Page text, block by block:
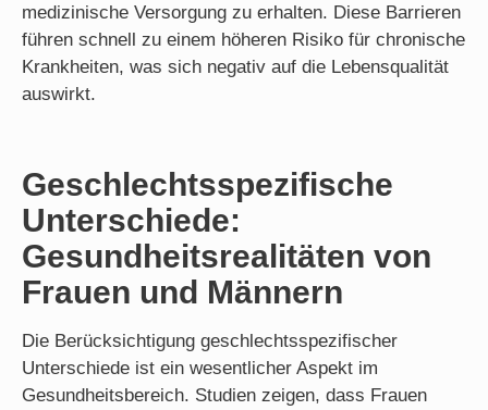
medizinische Versorgung zu erhalten. Diese Barrieren
führen schnell zu einem höheren Risiko für chronische
Krankheiten, was sich negativ auf die Lebensqualität
auswirkt.
Geschlechtsspezifische
Unterschiede:
Gesundheitsrealitäten von
Frauen und Männern
Die Berücksichtigung geschlechtsspezifischer
Unterschiede ist ein wesentlicher Aspekt im
Gesundheitsbereich. Studien zeigen, dass Frauen